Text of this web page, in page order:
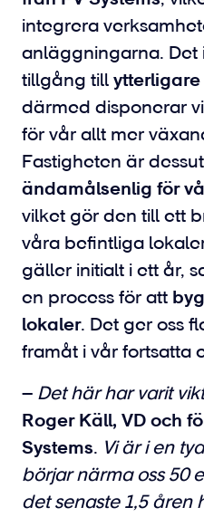
integrera
anläggningarna. Det
tillgång till ytterligare
därmed disponerar
för vår allt mer
Fastigheten är
ändamålsenlig för
vilket gör den till ett
våra befintliga
gäller initialt i ett år,
en process för att
lokaler. Det ger oss
framåt i vår fortsatta
– Det här har varit
Roger Käll, VD och
Systems. Vi är i en
börjar närma oss 50
det senaste 1,5 åren